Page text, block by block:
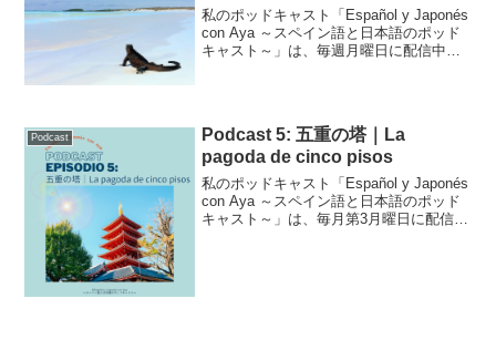
私のポッドキャスト「Español y Japonés
con Aya ～スペイン語と日本語のポッド
キャスト～」は、毎週月曜日に配信中で
Podcast
Podcast 5: 五重の塔｜La
pagoda de cinco pisos
私のポッドキャスト「Español y Japonés
con Aya ～スペイン語と日本語のポッド
キャスト～」は、毎月第3月曜日に配信中